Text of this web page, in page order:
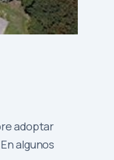
adoptar
algunos